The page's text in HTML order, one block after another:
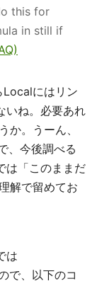
this for
in still if
Localにはリン
いね。必要あれ
。うーん、
、今後調べる
は「このままだ
解で留めてお
は
で、以下のコ